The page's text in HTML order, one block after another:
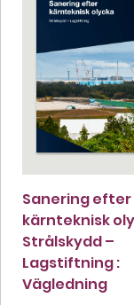
Sanering efter
kärnteknisk
Strålskydd –
Lagstiftning :
Vägledning